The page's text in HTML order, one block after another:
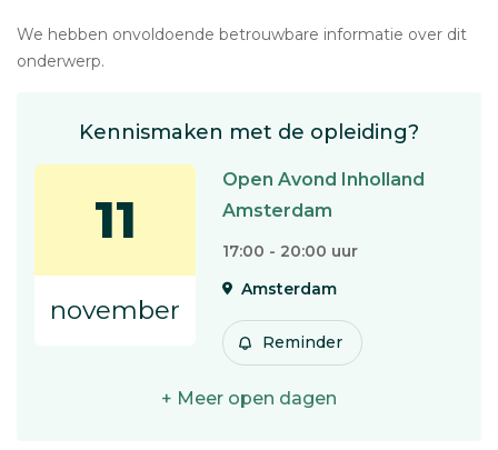
We hebben onvoldoende betrouwbare informatie over dit
onderwerp.
Kennismaken met de opleiding?
11
november
Open Avond Inholland
Amsterdam
17:00 - 20:00 uur
Amsterdam
Reminder
+ Meer open dagen